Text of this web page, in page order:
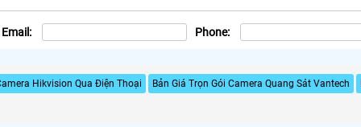
Email: Phone:
Hikvision Qua Điện Thoại Bản Giá Trọn Gói Camera Quang Sát Vantech